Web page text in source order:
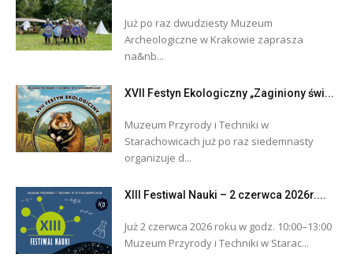
Już po raz dwudziesty Muzeum
Archeologiczne w Krakowie zaprasza
na&nb...
XVII Festyn Ekologiczny „Zaginiony świ...
Muzeum Przyrody i Techniki w
Starachowicach już po raz siedemnasty
organizuje d...
XIII Festiwal Nauki – 2 czerwca 2026r....
Już 2 czerwca 2026 roku w godz. 10:00–13:00
Muzeum Przyrody i Techniki w Starac...